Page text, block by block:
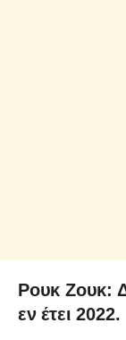
Ρουκ Ζουκ:
εν έτει 2022.